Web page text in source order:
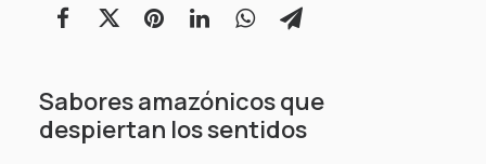
AGENCIAS/EMPRESAS
Sabores amazónicos que
despiertan los sentidos